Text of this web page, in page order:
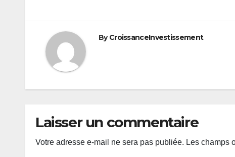
ByCroissanceInvestissement
Laisser un commentaire
Votre adresse e-mail ne sera pas publiée. Les champs